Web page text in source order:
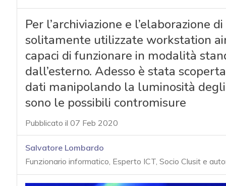
Per l’archiviazione e l’elaborazione
solitamente utilizzate workstation
capaci di funzionare in modalità
dall’esterno. Adesso è stata
dati manipolando la luminosità
sono le possibili contromisure
Pubblicato il 07 Feb 2020
Salvatore Lombardo
Funzionario informatico, Esperto ICT, Socio Clusit e